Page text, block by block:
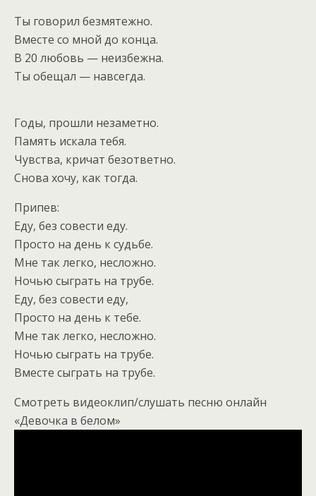
Ты говорил безмятежно.
Вместе со мной до конца.
В 20 любовь — неизбежна.
Ты обещал — навсегда.
Годы, прошли незаметно.
Память искала тебя.
Чувства, кричат безответно.
Снова хочу, как тогда.
Припев:
Еду, без совести еду.
Просто на день к судьбе.
Мне так легко, несложно.
Ночью сыграть на трубе.
Еду, без совести еду,
Просто на день к тебе.
Мне так легко, несложно.
Ночью сыграть на трубе.
Вместе сыграть на трубе.
Смотреть видеоклип/слушать песню онлайн
«Девочка в белом»